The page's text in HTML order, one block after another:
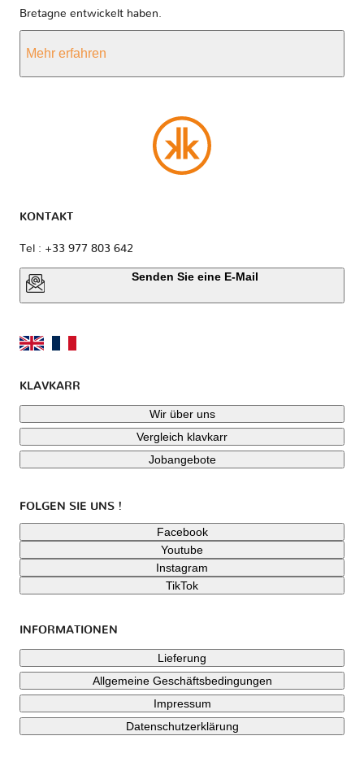
Bretagne entwickelt haben.
Mehr erfahren
KONTAKT
Tel : +33 977 803 642
Senden Sie eine E-Mail
KLAVKARR
Wir über uns
Vergleich klavkarr
Jobangebote
FOLGEN SIE UNS !
Facebook
Youtube
Instagram
TikTok
INFORMATIONEN
Lieferung
Allgemeine Geschäftsbedingungen
Impressum
Datenschutzerklärung